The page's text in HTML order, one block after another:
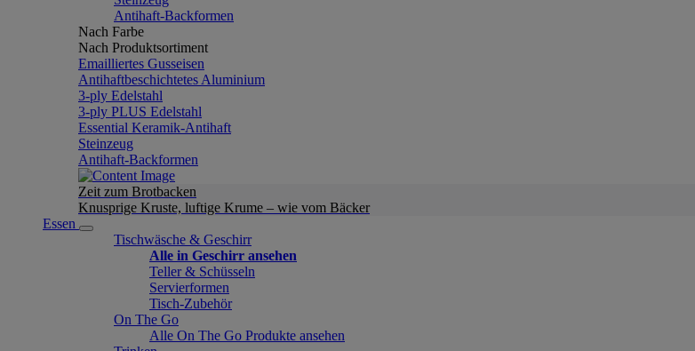
Antihaft-Backformen
Nach Farbe
Nach Produktsortiment
Emailliertes Gusseisen
Antihaftbeschichtetes Aluminium
3-ply Edelstahl
3-ply PLUS Edelstahl
Essential Keramik-Antihaft
Steinzeug
Antihaft-Backformen
Zeit zum Brotbacken
Knusprige Kruste, luftige Krume – wie vom Bäcker
Essen
Tischwäsche & Geschirr
Alle in Geschirr ansehen
Teller & Schüsseln
Servierformen
Tisch-Zubehör
On The Go
Alle On The Go Produkte ansehen